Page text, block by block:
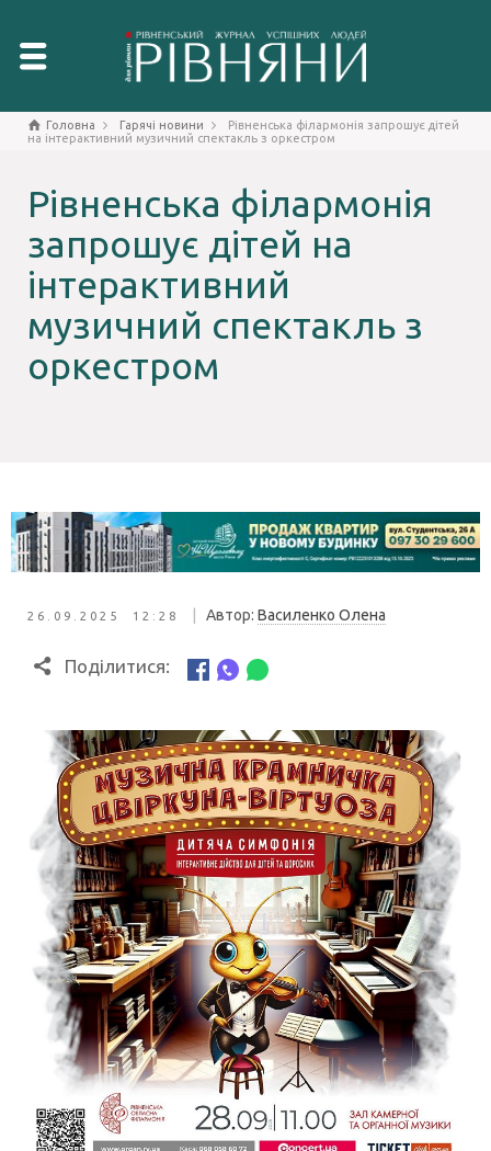
Головна Гарячі новини
Рівненська філармонія запрошує дітей
на інтерактивний музичний спектакль з оркестром
Рівненська філармонія
запрошує дітей на
інтерактивний
музичний спектакль з
оркестром
26.09.2025 12:28 Автор: Василенко Олена
Поділитися: